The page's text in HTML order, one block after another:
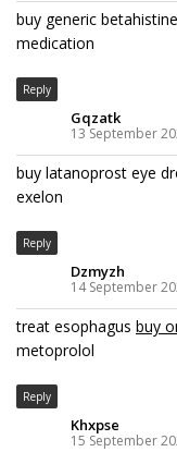
buy generic betahistine
medication
Reply
Gqzatk
13 September
buy latanoprost eye
exelon
Reply
Dzmyzh
14 September
treat esophagus buy
metoprolol
Reply
Khxpse
15 September